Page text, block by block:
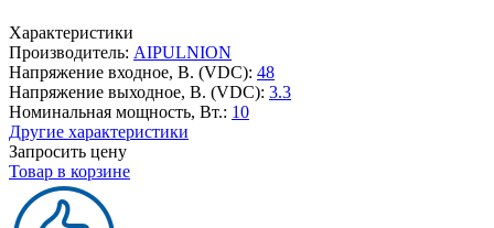
Характеристики
Производитель: AIPULNION
Напряжение входное, В. (VDC): 48
Напряжение выходное, В. (VDC): 3.3
Номинальная мощность, Вт.: 10
Другие характеристики
Запросить цену
Товар в корзине